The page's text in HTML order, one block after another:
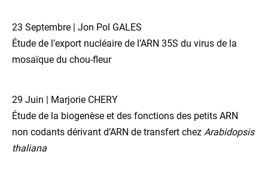
23 Septembre | Jon Pol GALES
Étude de l’export nucléaire de l’ARN 35S du virus de la
mosaïque du chou-fleur
29 Juin | Marjorie CHERY
Étude de la biogenèse et des fonctions des petits ARN
non codants dérivant d’ARN de transfert chez Arabidopsis
thaliana